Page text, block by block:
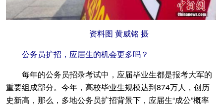
资料图 黄威铭 摄
公务员扩招，应届生的机会更多吗？
每年的公务员招录考试中，应届毕业生都是报考大军的
重要组成部分。今年，高校毕业生规模达到874万人，创历
史新高，那么，多地公务员扩招背景下，应届生“成公”概率